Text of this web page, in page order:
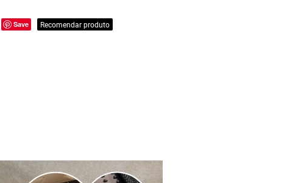
Save Recomendar produto